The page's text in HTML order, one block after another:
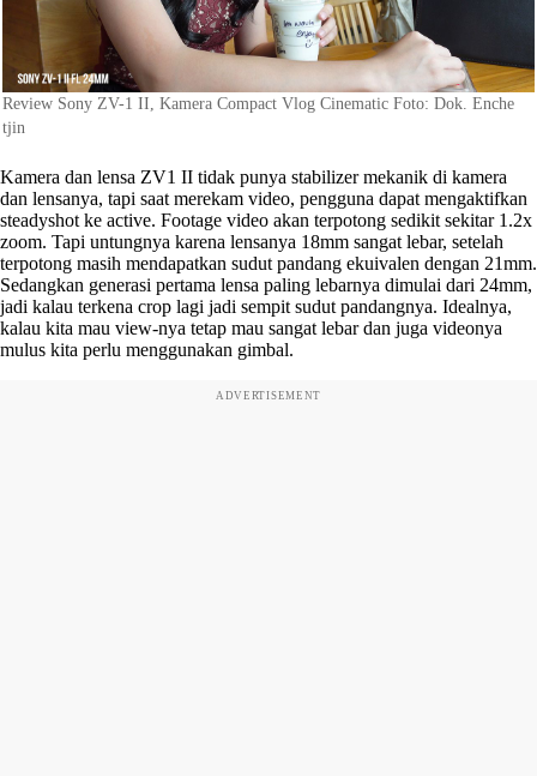
Review Sony ZV-1 II, Kamera Compact Vlog Cinematic Foto: Dok. Enche
tjin
Kamera dan lensa ZV1 II tidak punya stabilizer mekanik di kamera
dan lensanya, tapi saat merekam video, pengguna dapat mengaktifkan
steadyshot ke active. Footage video akan terpotong sedikit sekitar 1.2x
zoom. Tapi untungnya karena lensanya 18mm sangat lebar, setelah
terpotong masih mendapatkan sudut pandang ekuivalen dengan 21mm.
Sedangkan generasi pertama lensa paling lebarnya dimulai dari 24mm,
jadi kalau terkena crop lagi jadi sempit sudut pandangnya. Idealnya,
kalau kita mau view-nya tetap mau sangat lebar dan juga videonya
mulus kita perlu menggunakan gimbal.
ADVERTISEMENT